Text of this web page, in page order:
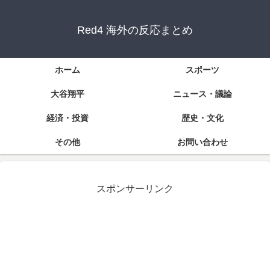
Red4 海外の反応まとめ
ホーム スポーツ
大谷翔平 ニュース・議論
経済・投資 歴史・文化
その他 お問い合わせ
スポンサーリンク